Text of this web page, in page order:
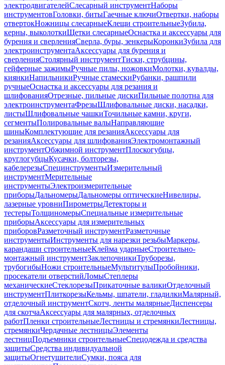
электродвигателейСлесарный инструментНаборы
инструментовГоловки, битыГаечные ключиОтвертки, наборы
отвертокНожницы слесарныеКлещи строительныеЗубила,
керны, выколоткиЩетки слесарныеОснастка и аксессуары для
бурения и сверленияСверла, буры, зенкерыКоронкиЗубила для
электроинструментаАксессуары для бурения и
сверленияСтолярный инструментТиски, струбцины,
гейферные зажимыРучные пилы, ножовкиМолотки, кувалды,
киянкиНапильникиРучные стамескиРубанки, рашпили
ручныеОснастка и аксессуары для резания и
шлифованияОтрезные, пильные дискиПильные полотна для
электроинструментаФрезыШлифовальные диски, насадки,
листыШлифовальные чашкиТочильные камни, круги,
сегментыПолировальные валыНаправляющие
шиныКомплектующие для резанияАксессуары для
резанияАксессуары для шлифованияЭлектромонтажный
инструментОбжимной инструментПлоскогубцы,
круглогубцыКусачки, болторезы,
кабелерезыСпецинструментыИзмерительный
инструментМерительные
инструментыЭлектроизмерительные
приборыДальномерыДальномеры оптическиеНивелиры,
лазерные уровниПирометрыДетекторы и
тестерыТолщиномерыСпециальные измерительные
приборыАксессуары для измерительных
приборовРазметочный инструментРазметочные
инструментыИнструменты для нарезки резьбыМаркеры,
карандаши строительныеКлейма ударныеСтроительно-
монтажный инструментЗаклепочникиТруборезы,
трубогибыНожи строительныеМультитулыПробойники,
просекатели отверстийЛомыСтеплеры
механическиеСтеклорезыПрикаточные валикиОтделочный
инструментПлиткорезыКельмы, шпатели, гладилкиМалярный,
отделочный инструментСкотч, ленты малярныеДиспенсеры
для скотчаАксессуары для малярных, отделочных
работПленки строительныеЛестницы и стремянкиЛестницы,
стремянкиЧердачные лестницыЭлементы
лестницПодъемники строительныеСпецодежда и средства
защитыСредства индивидуальной
защитыОгнетушителиСумки, пояса для